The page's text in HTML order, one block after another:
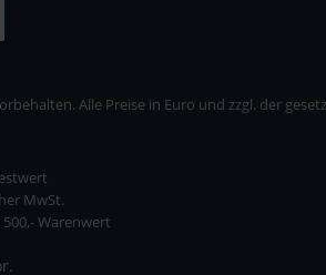
Alle Preise in Euro und zzgl. der
MwSt.
Warenwert